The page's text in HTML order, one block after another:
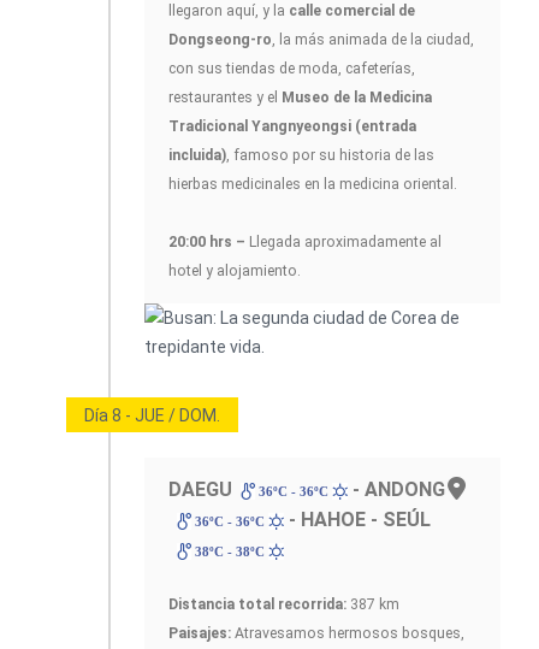
llegaron aquí, y la calle comercial de
Dongseong-ro , la más animada de la ciudad,
con sus tiendas de moda, cafeterías,
restaurantes y el Museo de la Medicina
Tradicional Yangnyeongsi (entrada
incluida) , famoso por su historia de las
hierbas medicinales en la medicina oriental.
20:00 hrs – Llegada aproximadamente al
hotel y alojamiento.
Día 8 - JUE / DOM.
DAEGU 36ºC - 36ºC - ANDONG
36ºC - 36ºC - HAHOE - SEÚL
38ºC - 38ºC
Distancia total recorrida: 387 km
Paisajes: Atravesamos hermosos bosques,